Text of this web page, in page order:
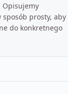
Opisujemy
prosty, aby
do konkretnego